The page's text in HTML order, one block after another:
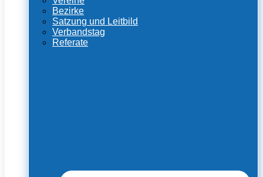
Bezirke
Satzung und Leitbild
Verbandstag
Referate